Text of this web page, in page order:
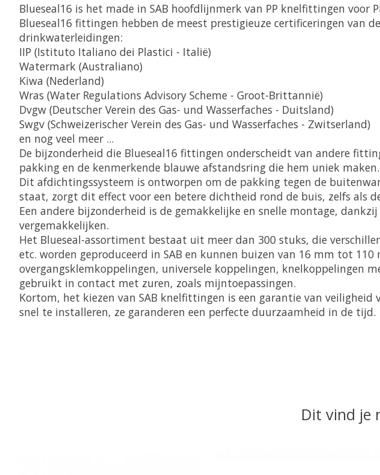
Blueseal16 is het made in SAB hoofdlijnmerk van PP knelfittingen voor
Blueseal16 fittingen hebben de meest prestigieuze certificeringen
drinkwaterleidingen:
IIP (Istituto Italiano dei Plastici - Italië)
Watermark (Australiano)
Kiwa (Nederland)
Wras (Water Regulations Advisory Scheme - Groot-Brittannië)
Dvgw (Deutscher Verein des Gas- und Wasserfaches - Duitsland)
Swgv (Schweizerischer Verein des Gas- und Wasserfaches - Zwitserland)
en nog veel meer ...
De bijzonderheid die Blueseal16 fittingen onderscheidt van andere
pakking en de kenmerkende blauwe afstandsring die hem uniek maken.
Dit afdichtingssysteem is ontworpen om de pakking tegen de
staat, zorgt dit effect voor een betere dichtheid rond de buis, zelfs als
Een andere bijzonderheid is de gemakkelijke en snelle montage,
vergemakkelijken.
Het Blueseal-assortiment bestaat uit meer dan 300 stuks, die
etc. worden geproduceerd in SAB en kunnen buizen van 16 mm tot
overgangsklemkoppelingen, universele koppelingen, knelkoppelingen
gebruikt in contact met zuren, zoals mijntoepassingen.
Kortom, het kiezen van SAB knelfittingen is een garantie van
snel te installeren, ze garanderen een perfecte duurzaamheid in de tijd.
Dit vind je